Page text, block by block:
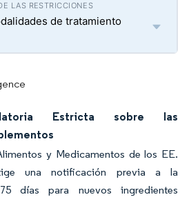
de tratamiento
Estricta sobre las
y Medicamentos de los EE.
una notificación previa a la
días para nuevos ingredientes